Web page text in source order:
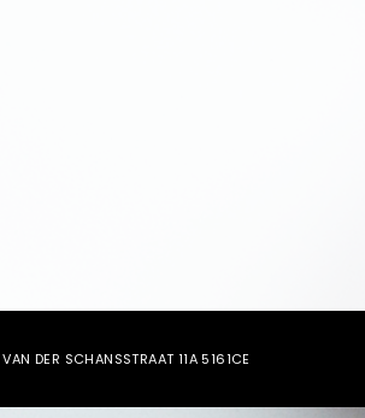
DER SCHANSSTRAAT 11A 5161CE